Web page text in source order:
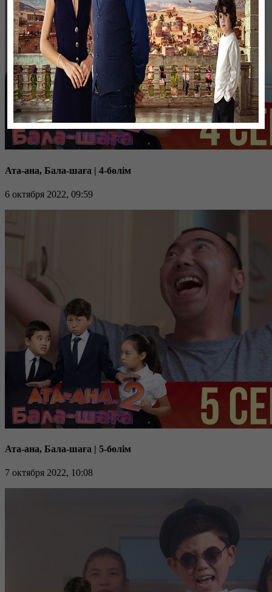
Ата-ана, Бала-шаға | 4-бөлім
6 октября 2022, 09:59
Ата-ана, Бала-шаға | 5-бөлім
7 октября 2022, 10:08